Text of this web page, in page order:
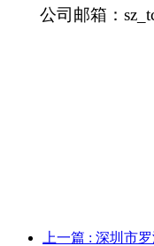
公司邮箱：
上一篇 : 深圳市